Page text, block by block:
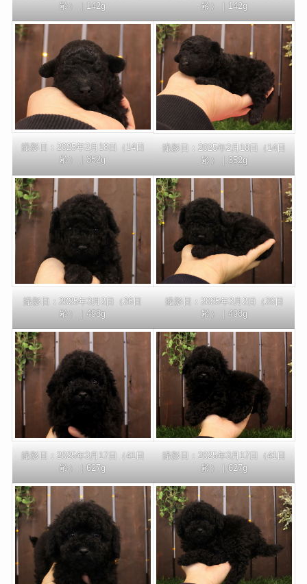
齢）｜142g
齢）｜142g
撮影日：2025年2月18日（14日
齢）｜352g
撮影日：2025年2月18日（14日
齢）｜352g
撮影日：2025年3月2日（26日
齢）｜498g
撮影日：2025年3月2日（26日
齢）｜498g
撮影日：2025年3月17日（41日
齢）｜627g
撮影日：2025年3月17日（41日
齢）｜627g